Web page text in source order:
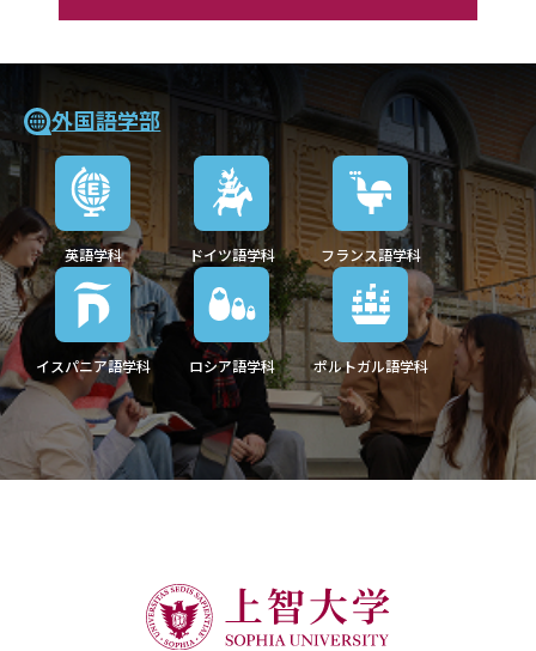
外国語学部
英語学科 ドイツ語学科 フランス語学科
イスパニア語学科 ロシア語学科 ポルトガル語学科